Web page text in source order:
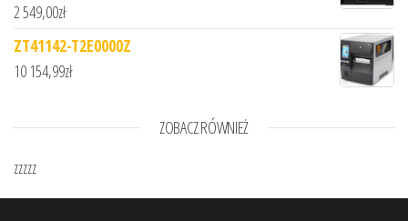
2 549,00zł
ZT41142-T2E0000Z
10 154,99zł
ZOBACZ RÓWNIEŻ
zzzzz